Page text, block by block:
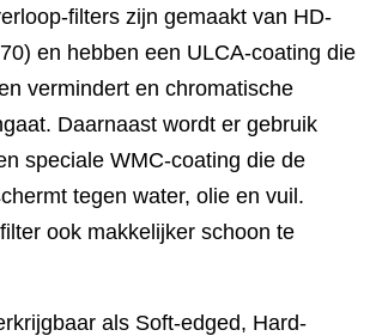
filters zijn gemaakt van HD-
en hebben een ULCA-coating die
vermindert en chromatische
Daarnaast wordt er gebruik
speciale WMC-coating die de
tegen water, olie en vuil.
ook makkelijker schoon te
als Soft-edged, Hard-